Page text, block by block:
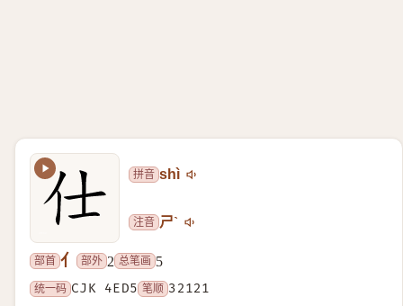
拼音 shì
注音 ㄕˋ
部首 亻 部外 2 总笔画 5
统一码 CJK 4ED5 笔顺 32121